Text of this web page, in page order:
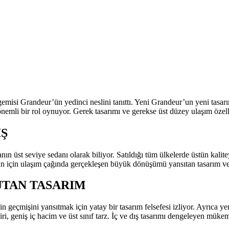
Grandeur’ün yedinci neslini tanıttı. Yeni Grandeur’un yeni
bir rol oynuyor. Gerek tasarımı ve gerekse üst düzey ulaşım
üst seviye sedanı olarak biliyor. Satıldığı tüm ülkelerde üstün
ulaşım çağında gerçekleşen büyük dönüşümü yansıtan tasarım
TASARIM
geçmişini yansıtmak için yatay bir tasarım felsefesi izliyor. Ayrıca
geniş iç hacim ve üst sınıf tarz. İç ve dış tasarımı dengeleyen